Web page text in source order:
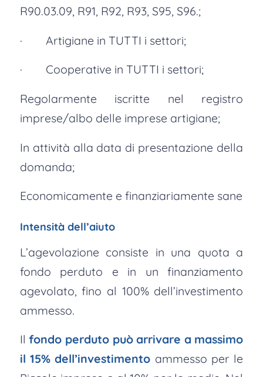
R90.03.09, R91, R92, R93, S95, S96.;
· Artigiane in TUTTI i settori;
· Cooperative in TUTTI i settori;
Regolarmente iscritte nel registro
imprese/albo delle imprese artigiane;
In attività alla data di presentazione della
domanda;
Economicamente e finanziariamente sane
Intensità dell’aiuto
L’agevolazione consiste in una quota a
fondo perduto e in un finanziamento
agevolato, fino al 100% dell’investimento
ammesso.
Ilfondo perduto può arrivare a massimo
il 15% dell’investimento ammesso per le